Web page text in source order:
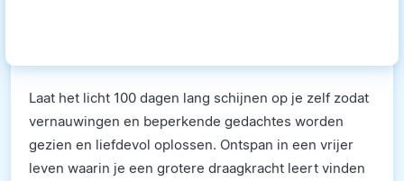
Laat het licht 100 dagen lang schijnen op je zelf zodat
vernauwingen en beperkende gedachtes worden
gezien en liefdevol oplossen. Ontspan in een vrijer
leven waarin je een grotere draagkracht leert vinden